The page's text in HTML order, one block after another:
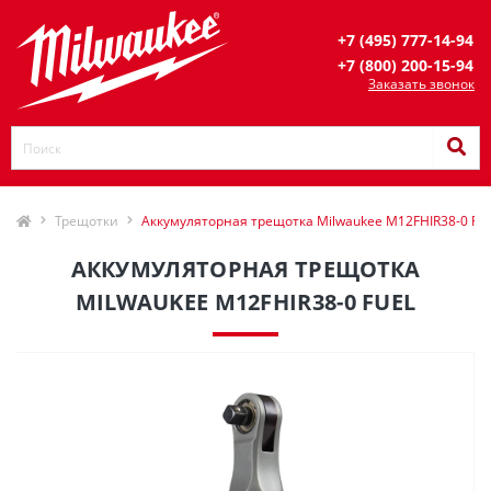
+7 (495) 777-14-94
+7 (800) 200-15-94
Заказать звонок
Трещотки Аккумуляторная трещотка Milwaukee M12FHIR38-0
АККУМУЛЯТОРНАЯ ТРЕЩОТКА
MILWAUKEE M12FHIR38-0 FUEL